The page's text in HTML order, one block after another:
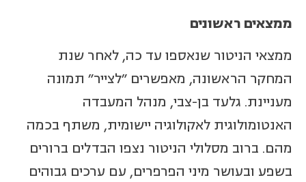
ממצאים ראשונים
ממצאי הניטור שנאספו עד כה, לאחר שנת
המחקר הראשונה, מאפשרים "לצייר" תמונה
מעניינת. גלעד בן-צבי, מנהל המעבדה
האנטומולוגית לאקולוגיה יישומית, משתף בכמה
מהם. ברוב מסלולי הניטור נצפו הבדלים ברורים
בשפע ובעושר מיני הפרפרים, עם ערכים גבוהים